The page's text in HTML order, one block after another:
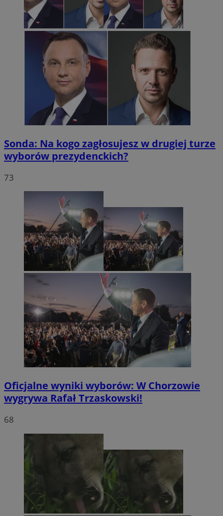
Sonda: Na kogo zagłosujesz w drugiej turze
wyborów prezydenckich?
73
Oficjalne wyniki wyborów: W Chorzowie
wygrywa Rafał Trzaskowski!
68